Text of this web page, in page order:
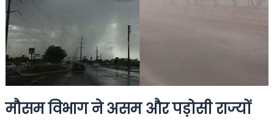
मौसम विभाग ने असम और पड़ोसी राज्यों